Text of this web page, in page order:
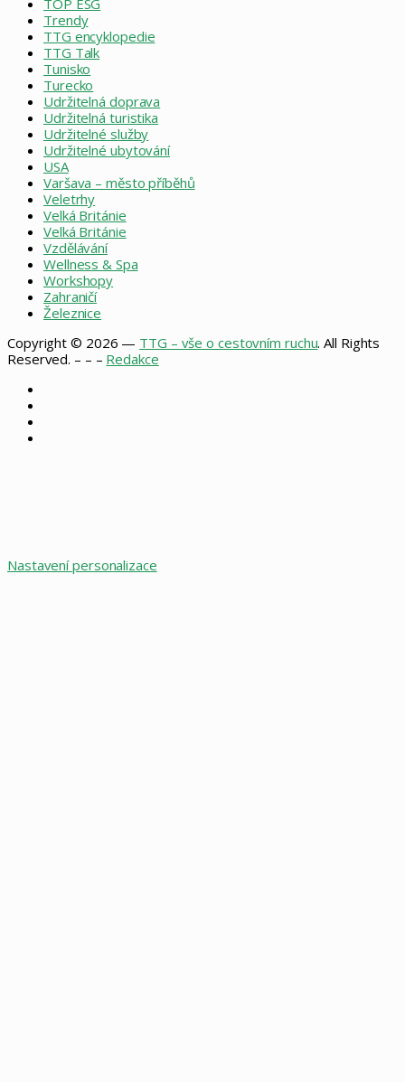
TOP ESG
Trendy
TTG encyklopedie
TTG Talk
Tunisko
Turecko
Udržitelná doprava
Udržitelná turistika
Udržitelné služby
Udržitelné ubytování
USA
Varšava – město příběhů
Veletrhy
Velká Británie
Velká Británie
Vzdělávání
Wellness & Spa
Workshopy
Zahraničí
Železnice
Copyright © 2026 — TTG – vše o cestovním ruchu. All Rights
Reserved. – – – Redakce
Nastavení personalizace